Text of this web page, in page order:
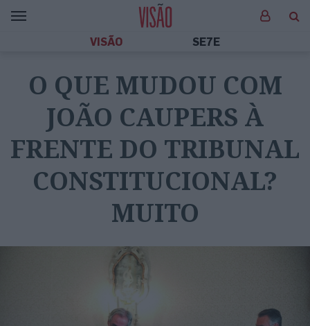
VISÃO SE7E
O QUE MUDOU COM
JOÃO CAUPERS À
FRENTE DO TRIBUNAL
CONSTITUCIONAL?
MUITO